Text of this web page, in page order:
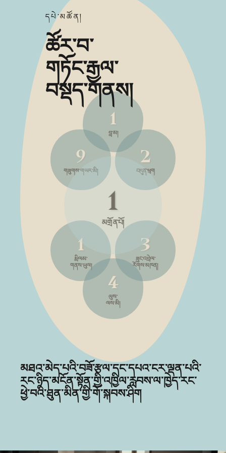
དཔེ་མཚོན།
ཚོར་བ་
གཏོང་རྒྱལ་
བསྡད་གནས།
2
10 3
1
མགྲོན་པོ།
2
རྨི་ལམ་
གནས་ཡུལ།
1
ཟུང་འབྲེལ་
རོགས་མཁན།
1
ལུས་
ལས་མི།
མཐའ་མེད་པའི་བཟོ་རྩལ་དང་དཔའ་ངར་ལྡན་པའི་
རང་ཉིད་མངོན་སྟོན་གྱི་འཁྱིལ་རླབས་ལ་ཁྱེད་རང་
ཕྱེ་བའི་ཐུན་མིན་གྱི་གོ་སྐབས་ཤིག